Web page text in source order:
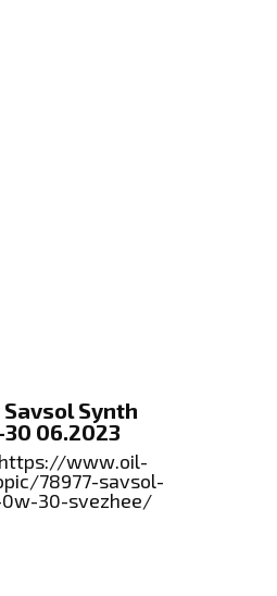
Synth
06.2023
https://www.oil-
78977-savsol-
30-svezhee/